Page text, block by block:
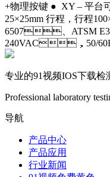
+物理按键 ● XY – 平台可
25×25mm 行程，行程
6507、ATSM
240VAC，50/
专业的91视频IOS下载检
Professional laboratory
导航
产品中心
产品应用
行业新闻